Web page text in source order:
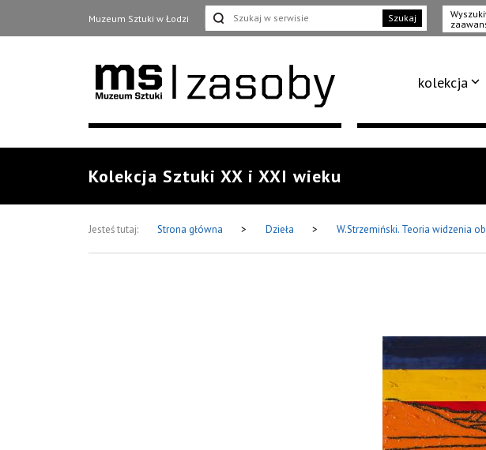
Muzeum Sztuki w Łodzi Szukaj
kolekcja
Kolekcja Sztuki XX i XXI wieku
Jesteś tutaj: Strona główna > Dzieła > W.Strzemiński. Teoria widzenia